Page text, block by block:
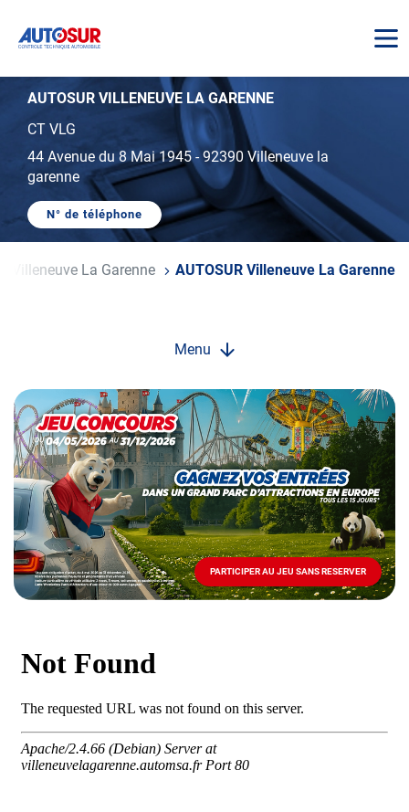
AUTOSUR
AUTOSUR VILLENEUVE LA GARENNE
CT VLG
44 Avenue du 8 Mai 1945-92390 Villeneuve la
garenne
N° de téléphone
AFFICHER
DE
TÉLÉPHONE
Villeneuve La Garenne AUTOSUR Villeneuve La Garenne
Menu
Opération
spéciale
Mai
-
Décembre
2026
Locations
PARTICIPER AU JEU SANS RESERVER
PARTICIPER
AU
JEU